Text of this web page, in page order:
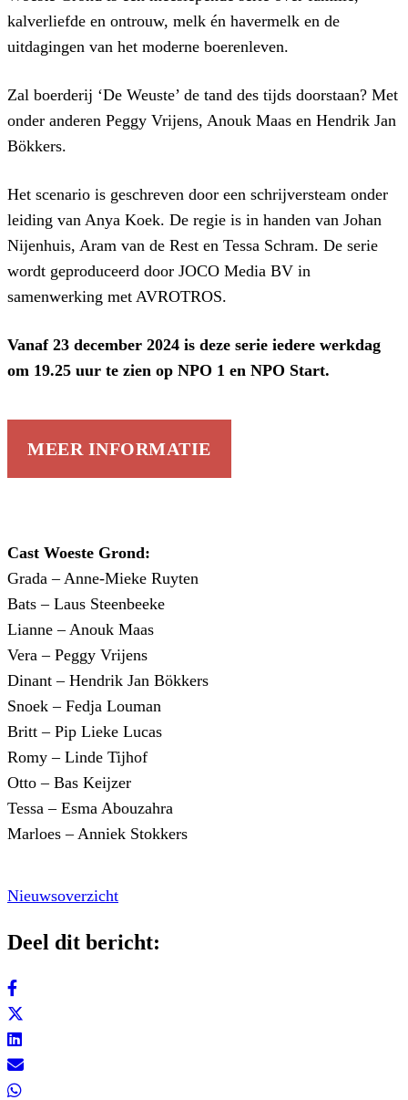
kalverliefde en ontrouw, melk én havermelk en de
uitdagingen van het moderne boerenleven.
Zal boerderij ‘De Weuste’ de tand des tijds doorstaan? Met
onder anderen Peggy Vrijens, Anouk Maas en Hendrik Jan
Bökkers.
Het scenario is geschreven door een schrijversteam onder
leiding van Anya Koek. De regie is in handen van Johan
Nijenhuis, Aram van de Rest en Tessa Schram. De serie
wordt geproduceerd door JOCO Media BV in
samenwerking met AVROTROS.
Vanaf 23 december 2024 is deze serie iedere werkdag
om 19.25 uur te zien op NPO 1 en NPO Start.
MEER INFORMATIE
Cast Woeste Grond:
Grada – Anne-Mieke Ruyten
Bats – Laus Steenbeeke
Lianne – Anouk Maas
Vera – Peggy Vrijens
Dinant – Hendrik Jan Bökkers
Snoek – Fedja Louman
Britt – Pip Lieke Lucas
Romy – Linde Tijhof
Otto – Bas Keijzer
Tessa – Esma Abouzahra
Marloes – Anniek Stokkers
Nieuwsoverzicht
Deel dit bericht: